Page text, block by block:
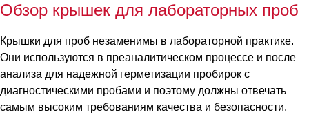
Обзор крышек для лабораторных проб
Крышки для проб незаменимы в лабораторной практике.
Они используются в преаналитическом процессе и после
анализа для надежной герметизации пробирок с
диагностическими пробами и поэтому должны отвечать
самым высоким требованиям качества и безопасности.